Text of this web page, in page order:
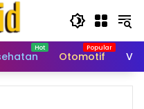
Otomotif